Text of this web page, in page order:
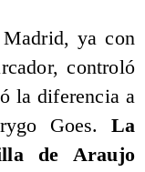
ya con
controló
la diferencia a
Goes. La
de Araujo